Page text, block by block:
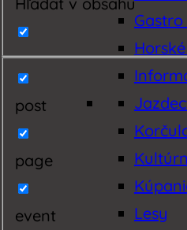
post
page
event
Lesy